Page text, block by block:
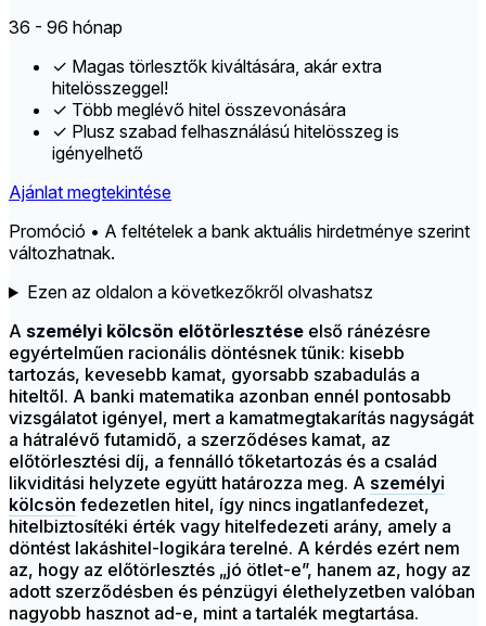
36 - 96 hónap
✓ Magas törlesztők kiváltására, akár extra
hitelösszeggel!
✓ Több meglévő hitel összevonására
✓ Plusz szabad felhasználású hitelösszeg is
igényelhető
Ajánlat megtekintése
Promóció • A feltételek a bank aktuális hirdetménye szerint
változhatnak.
Ezen az oldalon a következőkről olvashatsz
A személyi kölcsön előtörlesztése első ránézésre
egyértelműen racionális döntésnek tűnik: kisebb
tartozás, kevesebb kamat, gyorsabb szabadulás a
hiteltől. A banki matematika azonban ennél pontosabb
vizsgálatot igényel, mert a kamatmegtakarítás nagyságát
a hátralévő futamidő, a szerződéses kamat, az
előtörlesztési díj, a fennálló tőketartozás és a család
likviditási helyzete együtt határozza meg. A személyi
kölcsön fedezetlen hitel, így nincs ingatlanfedezet,
hitelbiztosítéki érték vagy hitelfedezeti arány, amely a
döntést lakáshitel-logikára terelné. A kérdés ezért nem
az, hogy az előtörlesztés „jó ötlet-e”, hanem az, hogy az
adott szerződésben és pénzügyi élethelyzetben valóban
nagyobb hasznot ad-e, mint a tartalék megtartása.